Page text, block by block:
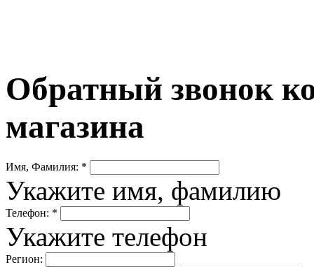
Обратный звонок
магазина
Имя, Фамилия: *
Укажите имя, фамилию
Телефон: *
Укажите телефон
Регион: